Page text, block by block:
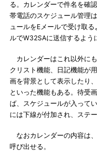
る。カレンダーで件名を確
帯電話のスケジュール管理
ュールをEメールで受け取
ルでW32SAに送信するよう
カレンダーはこれ以外に
クリスト機能、日記機能が
画を背景として表示したり
といった機能もある。待受
ば、スケジュールが入って
には下線が付加され、ステ
なおカレンダーの内容は
呼び出せる。